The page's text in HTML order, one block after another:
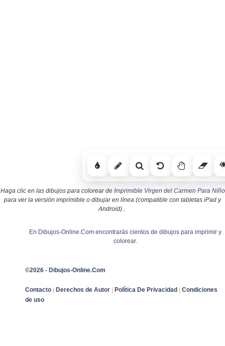
Haga clic en las dibujos para colorear de Imprimible Virgen del Carmen Para Niño
para ver la versión imprimible o dibujar en línea (compatible con tabletas iPad y
Android)..
En Dibujos-Online.Com encontrarás cientos de dibujos para imprimir y
colorear.
©2026 - Dibujos-Online.Com
Contacto Derechos de Autor Política De Privacidad
Condiciones
de uso